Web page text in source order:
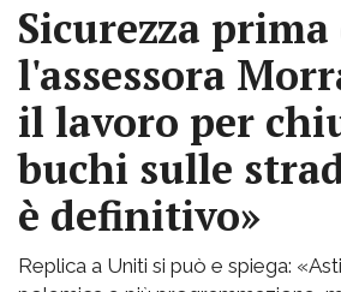
Sicurezza
l'assessora
il lavoro per
buchi sulle
è definitivo»
Replica a Uniti si può e spiega: